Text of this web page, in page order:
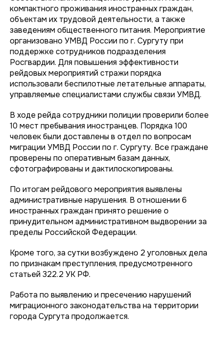
компактного проживания иностранных граждан,
объектам их трудовой деятельности, а также
заведениям общественного питания. Мероприятие
организовано УМВД России по г. Сургуту при
поддержке сотрудников подразделения
Росгвардии. Для повышения эффективности
рейдовых мероприятий стражи порядка
использовали беспилотные летательные аппараты,
управляемые специалистами службы связи УМВД.
В ходе рейда сотрудники полиции проверили более
10 мест пребывания иностранцев. Порядка 100
человек были доставлены в отдел по вопросам
миграции УМВД России по г. Сургуту. Все граждане
проверены по оперативным базам данных,
сфотографированы и дактилоскопированы.
По итогам рейдового мероприятия выявлены
административные нарушения. В отношении 6
иностранных граждан принято решение о
принудительном административном выдворении за
пределы Российской Федерации.
Кроме того, за сутки возбуждено 2 уголовных дела
по признакам преступления, предусмотренного
статьей 322.2 УК РФ.
Работа по выявлению и пресечению нарушений
миграционного законодательства на территории
города Сургута продолжается.